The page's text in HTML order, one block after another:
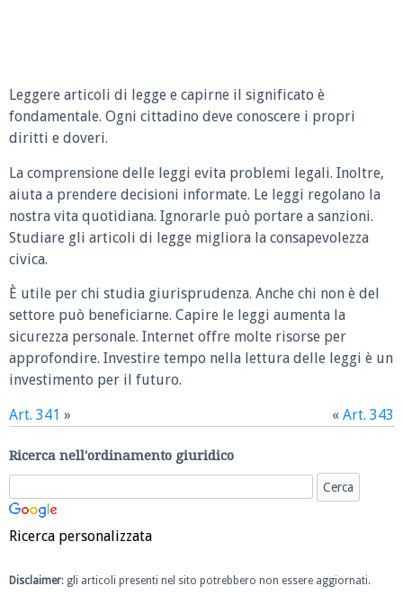
Leggere articoli di legge e capirne il significato è
fondamentale. Ogni cittadino deve conoscere i propri
diritti e doveri.
La comprensione delle leggi evita problemi legali. Inoltre,
aiuta a prendere decisioni informate. Le leggi regolano la
nostra vita quotidiana. Ignorarle può portare a sanzioni.
Studiare gli articoli di legge migliora la consapevolezza
civica.
È utile per chi studia giurisprudenza. Anche chi non è del
settore può beneficiarne. Capire le leggi aumenta la
sicurezza personale. Internet offre molte risorse per
approfondire. Investire tempo nella lettura delle leggi è un
investimento per il futuro.
Art. 341 » « Art. 343
Ricerca nell'ordinamento giuridico
Ricerca personalizzata
Disclaimer: gli articoli presenti nel sito potrebbero non essere aggiornati.